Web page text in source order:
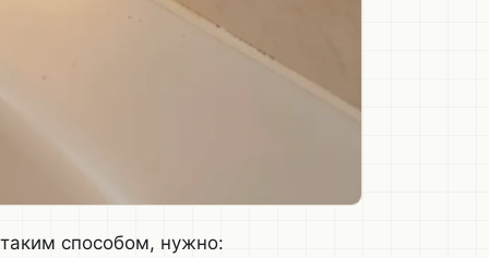
способом, нужно: